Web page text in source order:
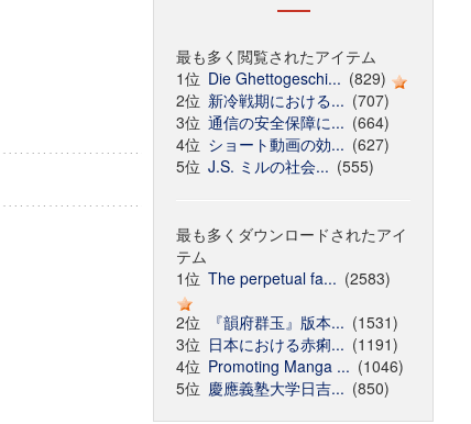
最も多く閲覧されたアイテム
1位 Die Ghettogeschi... (829)
2位 新冷戦期における... (707)
3位 通信の安全保障に... (664)
4位 ショート動画の効... (627)
5位 J.S. ミルの社会... (555)
最も多くダウンロードされたアイ
テム
1位 The perpetual fa... (2583)
2位
『韻府群玉』版本... (1531)
3位 日本における赤痢... (1191)
4位 Promoting Manga ... (1046)
5位 慶應義塾大学日吉... (850)